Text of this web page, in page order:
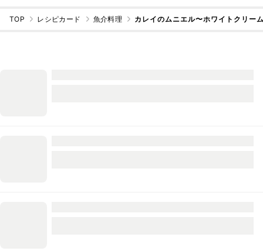
TOP レシピカード 魚介料理 カレイのムニエル〜ホワイトクリー